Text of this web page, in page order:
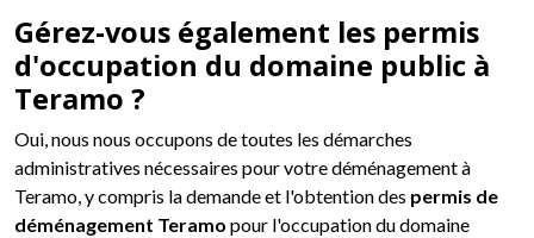
Gérez-vous également les permis
d'occupation du domaine public à
Teramo ?
Oui, nous nous occupons de toutes les démarches
administratives nécessaires pour votre déménagement à
Teramo, y compris la demande et l'obtention des permis de
déménagement Teramo pour l'occupation du domaine